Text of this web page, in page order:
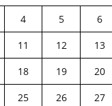
4 5 6
11 12 13
18 19 20
25 26 27